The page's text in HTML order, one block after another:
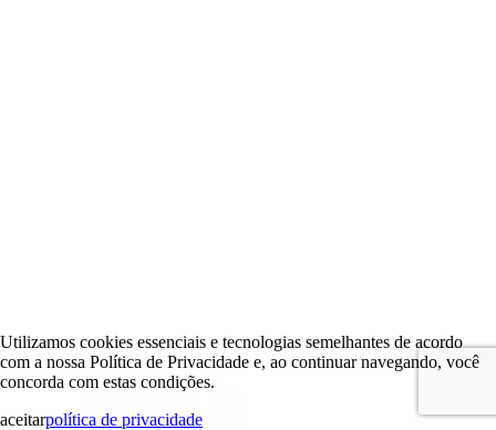
Utilizamos cookies essenciais e tecnologias semelhantes de acordo
com a nossa Política de Privacidade e, ao continuar navegando, você
concorda com estas condições.
aceitarpolítica de privacidade